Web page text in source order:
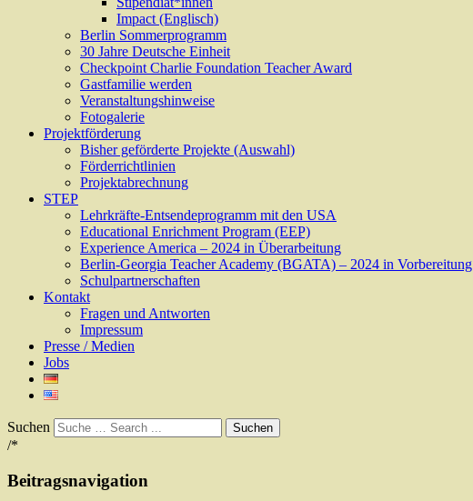
Impact (Englisch)
Berlin Sommerprogramm
30 Jahre Deutsche Einheit
Checkpoint Charlie Foundation Teacher Award
Gastfamilie werden
Veranstaltungshinweise
Fotogalerie
Projektförderung
Bisher geförderte Projekte (Auswahl)
Förderrichtlinien
Projektabrechnung
STEP
Lehrkräfte-Entsendeprogramm mit den USA
Educational Enrichment Program (EEP)
Experience America – 2024 in Überarbeitung
Berlin-Georgia Teacher Academy (BGATA) – 2024 in Vorbereitung
Schulpartnerschaften
Kontakt
Fragen und Antworten
Impressum
Presse / Medien
Jobs
Suchen
/*
Beitragsnavigation